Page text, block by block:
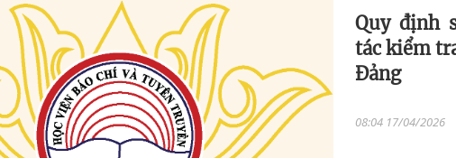
Quy định
tác kiểm
Đảng
08:04 17/04/2026